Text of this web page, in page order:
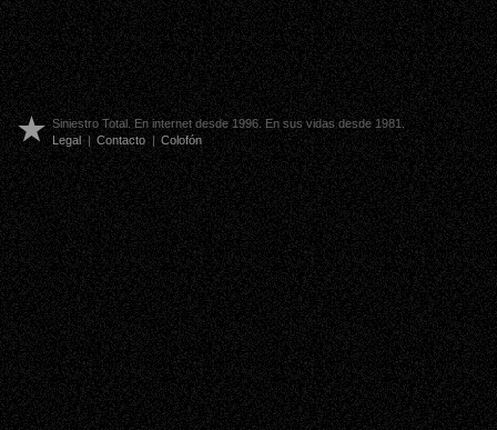
Siniestro Total. En internet desde 1996. En sus vidas desde 1981.
Legal | Contacto | Colofón